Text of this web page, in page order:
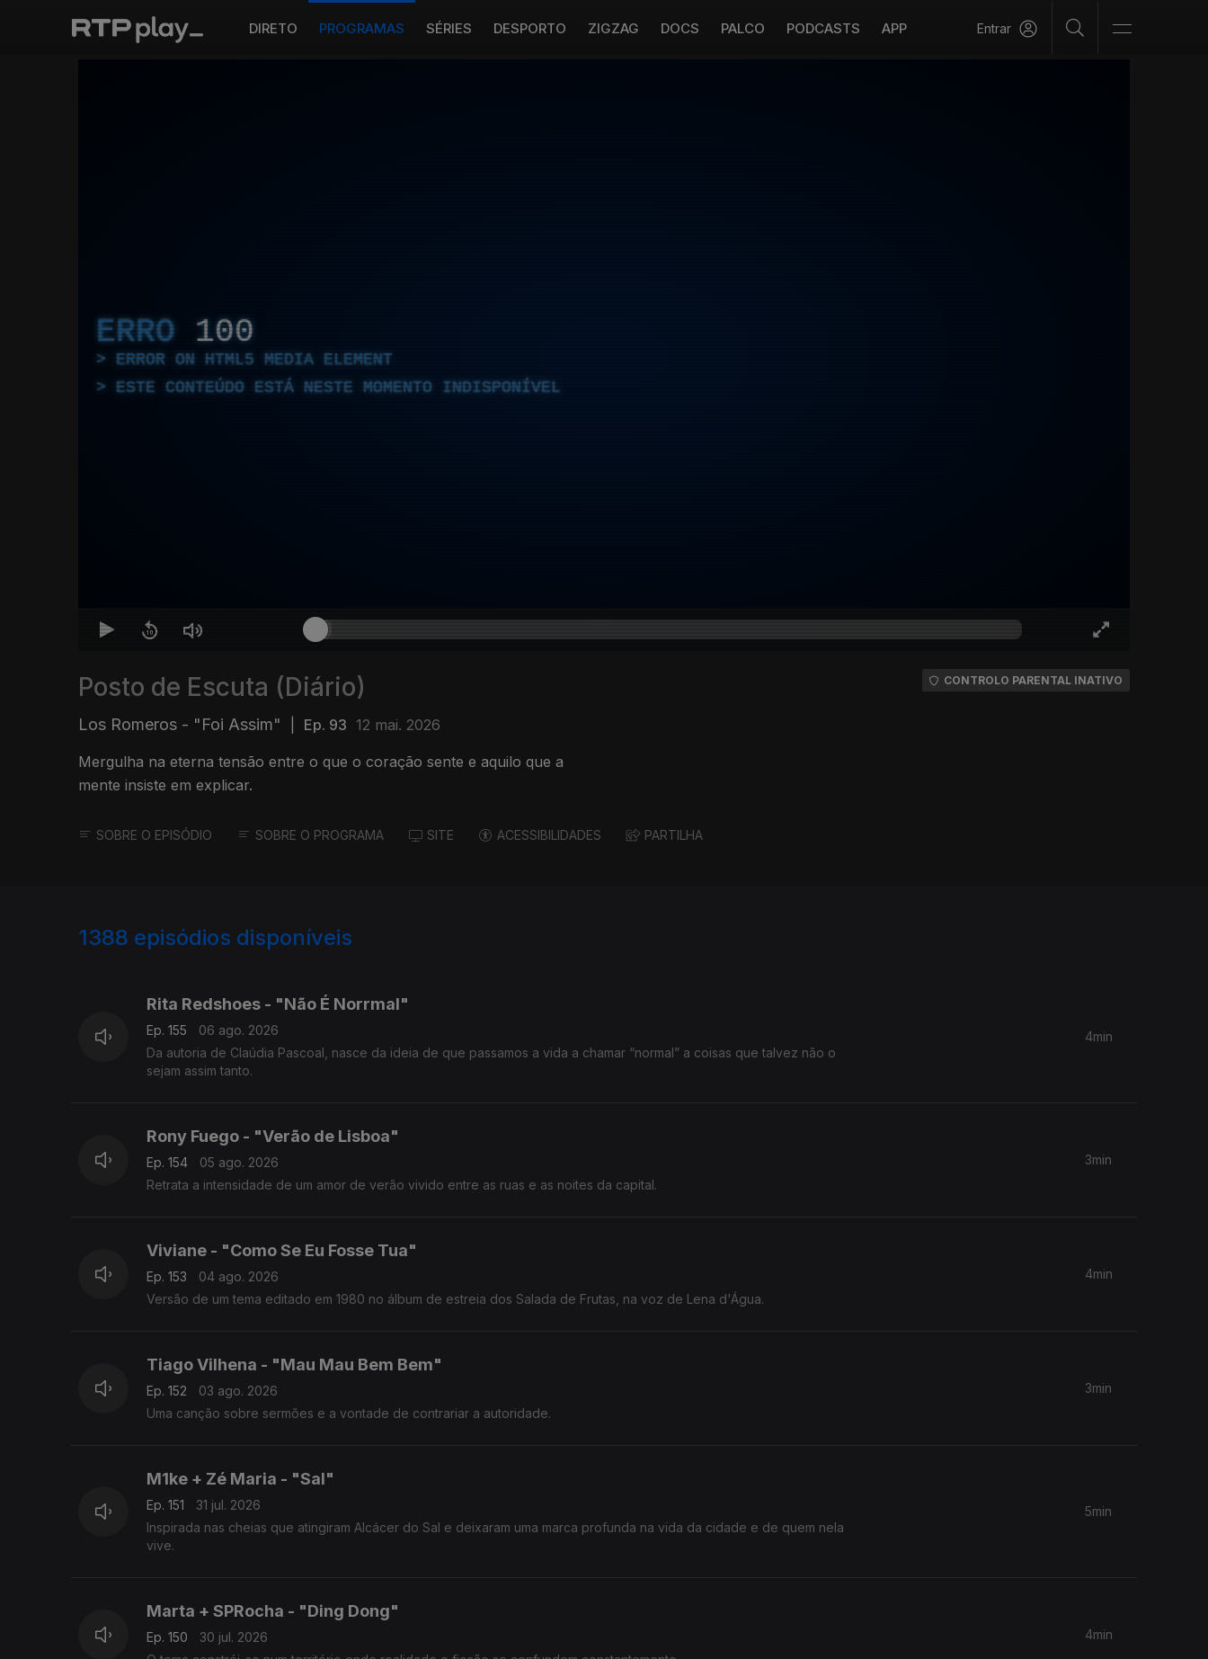
DIRETO PROGRAMAS SÉRIES DESPORTO ZIGZAG DOCS PALCO PODCASTS APP Entrar
ERRO 100
ERROR ON HTML5 MEDIA ELEMENT
ESTE CONTEÚDO ESTÁ NESTE MOMENTO INDISPONÍVEL
Posto de Escuta (Diário)
Los Romeros - "Foi Assim" Ep. 93 12 mai. 2026
Mergulha na eterna tensão entre o que o coração sente e aquilo que a
mente insiste em explicar.
CONTROLO PARENTAL INATIVO
SOBRE O EPISÓDIO SOBRE O PROGRAMA SITE ACESSIBILIDADES PARTILHA
1388 episódios disponíveis
Rita Redshoes - "Não É Norrmal"
Ep. 155
06 ago. 2026
Da autoria de Claúdia Pascoal, nasce da ideia de que passamos a vida a chamar “normal” a coisas que talvez não o
sejam assim tanto.
4min
Rony Fuego - "Verão de Lisboa"
Ep. 154
05 ago. 2026
Retrata a intensidade de um amor de verão vivido entre as ruas e as noites da capital.
3min
Viviane - "Como Se Eu Fosse Tua"
Ep. 153
04 ago. 2026
Versão de um tema editado em 1980 no álbum de estreia dos Salada de Frutas, na voz de Lena d'Água.
4min
Tiago Vilhena - "Mau Mau Bem Bem"
Ep. 152
03 ago. 2026
Uma canção sobre sermões e a vontade de contrariar a autoridade.
3min
M1ke + Zé Maria - "Sal"
Ep. 151
31 jul. 2026
Inspirada nas cheias que atingiram Alcácer do Sal e deixaram uma marca profunda na vida da cidade e de quem nela
vive.
5min
Marta + SPRocha - "Ding Dong"
Ep. 150
30 jul. 2026
4min